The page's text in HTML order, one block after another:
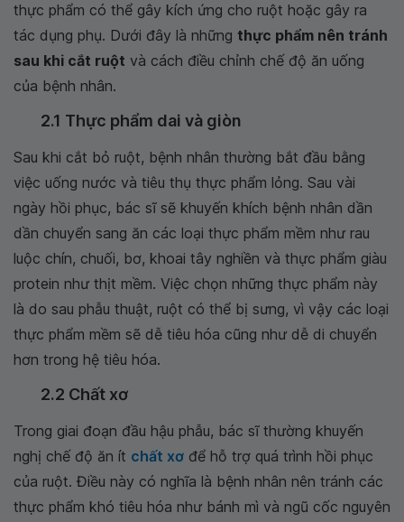
thực phẩm có thể gây kích ứng cho ruột hoặc gây ra
tác dụng phụ. Dưới đây là những thực phẩm nên tránh
sau khi cắt ruột và cách điều chỉnh chế độ ăn uống
của bệnh nhân.
2.1 Thực phẩm dai và giòn
Sau khi cắt bỏ ruột, bệnh nhân thường bắt đầu bằng
việc uống nước và tiêu thụ thực phẩm lỏng. Sau vài
ngày hồi phục, bác sĩ sẽ khuyến khích bệnh nhân dần
dần chuyển sang ăn các loại thực phẩm mềm như rau
luộc chín, chuối, bơ, khoai tây nghiền và thực phẩm giàu
protein như thịt mềm. Việc chọn những thực phẩm này
là do sau phẫu thuật, ruột có thể bị sưng, vì vậy các loại
thực phẩm mềm sẽ dễ tiêu hóa cũng như dễ di chuyển
hơn trong hệ tiêu hóa.
2.2 Chất xơ
Trong giai đoạn đầu hậu phẫu, bác sĩ thường khuyến
nghị chế độ ăn ít chất xơ để hỗ trợ quá trình hồi phục
của ruột. Điều này có nghĩa là bệnh nhân nên tránh các
thực phẩm khó tiêu hóa như bánh mì và ngũ cốc nguyên